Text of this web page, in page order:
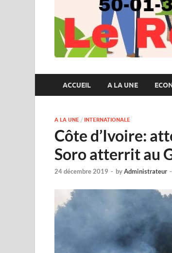
ACCUEIL A LA UNE
A LA UNE / INTERNATIONALE
Côte d’Ivoire:
Soro atterrit au
24 décembre 2019 - byAdministrateur -